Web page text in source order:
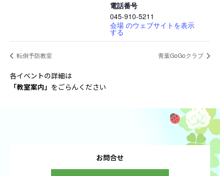
電話番号
045-910-5211
会場 のウェブサイトを表示
する
転倒予防教室 青葉GoGoクラブ
各イベントの詳細は
「教室案内」 をごらんください
お問合せ